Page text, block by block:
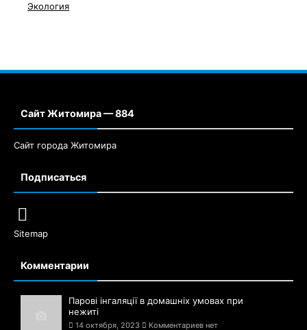
Экология
Сайт Житомира — 884
Сайт города Житомира
Подписаться
Sitemap
Комментарии
Парові інгаляції в домашніх умовах при
нежиті
14 октября, 2023 Комментариев нет